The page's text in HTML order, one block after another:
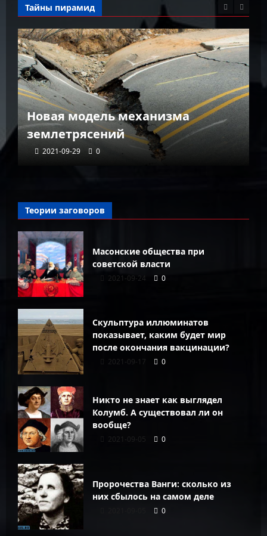
Тайны пирамид
Новая модель механизма
землетрясений
2021-09-29 0
Теории заговоров
Масонские общества при
советской власти
2021-09-24 0
Скульптура иллюминатов
показывает, каким будет мир
после окончания вакцинации?
2021-09-17 0
Никто не знает как выглядел
Колумб. А существовал ли он
вообще?
2021-09-05 0
Пророчества Ванги: сколько из
них сбылось на самом деле
0